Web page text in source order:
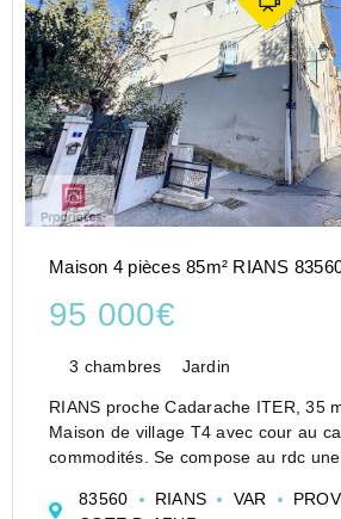
Maison 4 pièces 85m² RIANS
95 000€
3 chambres Jardin
RIANS proche Cadarache ITER, 35
Maison de village T4 avec cour au
commodités. Se compose au rdc
wc, grande cave en sous-sol, au 1 er
83560 RIANS VAR